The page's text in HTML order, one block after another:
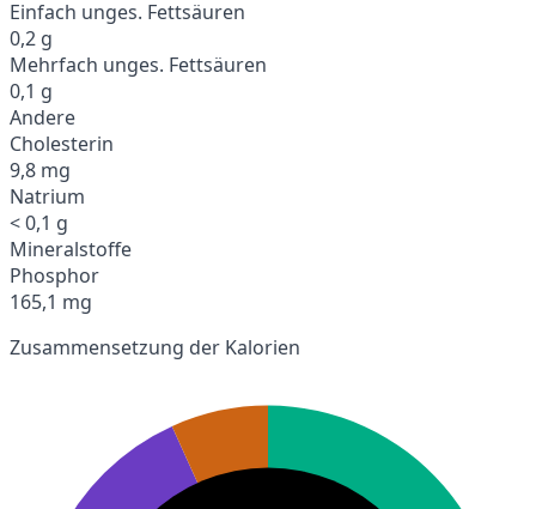
Einfach unges. Fettsäuren
0,2 g
Mehrfach unges. Fettsäuren
0,1 g
Andere
Cholesterin
9,8 mg
Natrium
< 0,1 g
Mineralstoffe
Phosphor
165,1 mg
Zusammensetzung der Kalorien